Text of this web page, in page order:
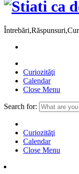
Curiozităţi
Calendar
Close Menu
Search for:
Curiozităţi
Calendar
Close Menu